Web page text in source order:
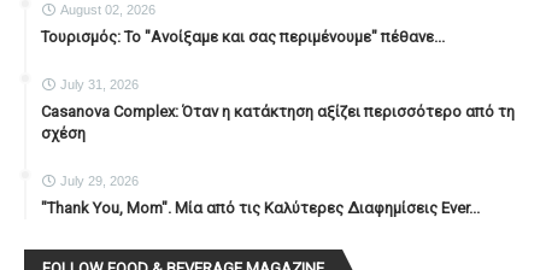
August 02, 2026
Τουρισμός: Το "Ανοίξαμε και σας περιμένουμε" πέθανε...
July 31, 2026
Casanova Complex: Όταν η κατάκτηση αξίζει περισσότερο από τη
σχέση
July 29, 2026
"Thank You, Mοm". Μία από τις Καλύτερες Διαφημίσεις Ever...